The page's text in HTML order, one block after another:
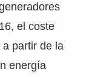
el coste
partir de la
energía